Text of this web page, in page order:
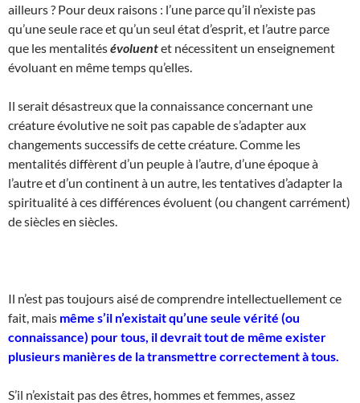
ailleurs ? Pour deux raisons : l’une parce qu’il n’existe pas
qu’une seule race et qu’un seul état d’esprit, et l’autre parce
que les mentalitésévoluentet nécessitent un enseignement
évoluant en même temps qu’elles.
Il serait désastreux que la connaissance concernant une
créature évolutive ne soit pas capable de s’adapter aux
changements successifs de cette créature. Comme les
mentalités diffèrent d’un peuple à l’autre, d’une époque à
l’autre et d’un continent à un autre, les tentatives d’adapter la
spiritualité à ces différences évoluent (ou changent carrément)
de siècles en siècles.
Il n’est pas toujours aisé de comprendre intellectuellement ce
fait, mais même s’il n’existait qu’une seule vérité (ou
connaissance) pour tous, il devrait tout de même exister
plusieurs manières de la transmettre correctement à tous.
S’il n’existait pas des êtres, hommes et femmes, assez